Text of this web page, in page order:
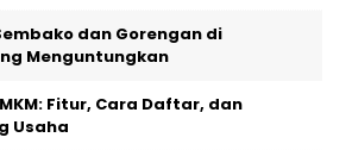
dan Gorengan di
Menguntungkan
Fitur, Cara Daftar, dan
Usaha